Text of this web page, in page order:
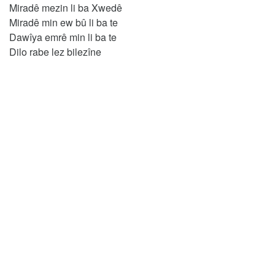
Miradê mezin li ba Xwedê
Miradê min ew bû li ba te
Dawîya emrê min li ba te
Dilo rabe lez bilezîne